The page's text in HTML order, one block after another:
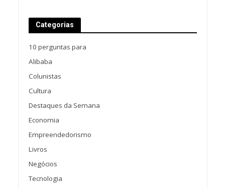
Categorias
10 perguntas para
Alibaba
Colunistas
Cultura
Destaques da Semana
Economia
Empreendedorismo
Livros
Negócios
Tecnologia